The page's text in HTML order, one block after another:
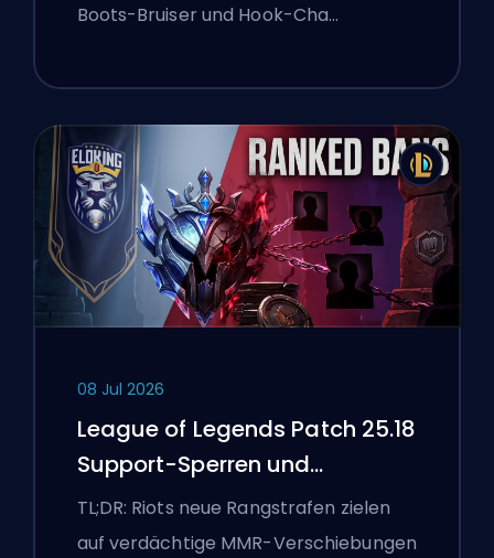
Boots-Bruiser und Hook-Cha…
08 Jul 2026
League of Legends Patch 25.18
Support-Sperren und
Boosting-Flaggen
TL;DR: Riots neue Rangstrafen zielen
auf verdächtige MMR-Verschiebungen